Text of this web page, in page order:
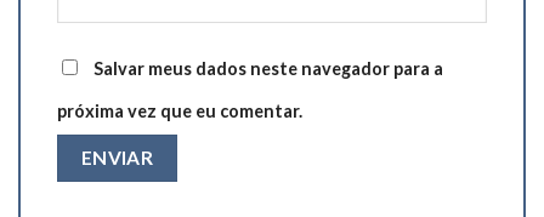
Salvar meus dados neste navegador para a
próxima vez que eu comentar.